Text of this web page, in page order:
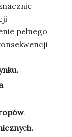
pełnego